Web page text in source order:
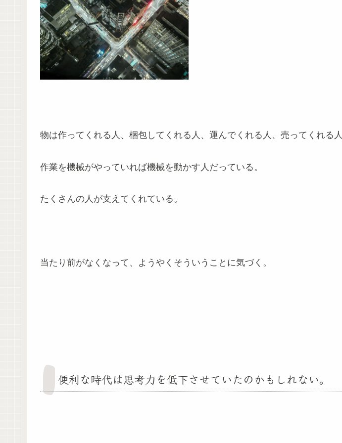
物は作ってくれる人、梱包してくれる人、運んでくれる人、売ってくれる人
作業を機械がやっていれば機械を動かす人だっている。
たくさんの人が支えてくれている。
当たり前がなくなって、ようやくそういうことに気づく。
便利な時代は思考力を低下させていたのかもしれない。